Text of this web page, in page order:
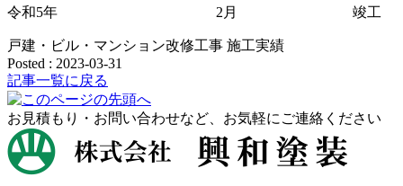
令和5年 2月 竣工
戸建・ビル・マンション改修工事 施工実績
Posted : 2023-03-31
記事一覧に戻る
お見積もり・お問い合わせなど、お気軽にご連絡ください